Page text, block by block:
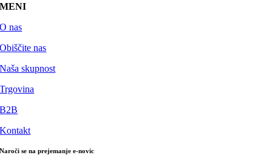
MENI
O nas
Obiščite nas
Naša skupnost
Trgovina
B2B
Kontakt
Naroči se na prejemanje e-novic